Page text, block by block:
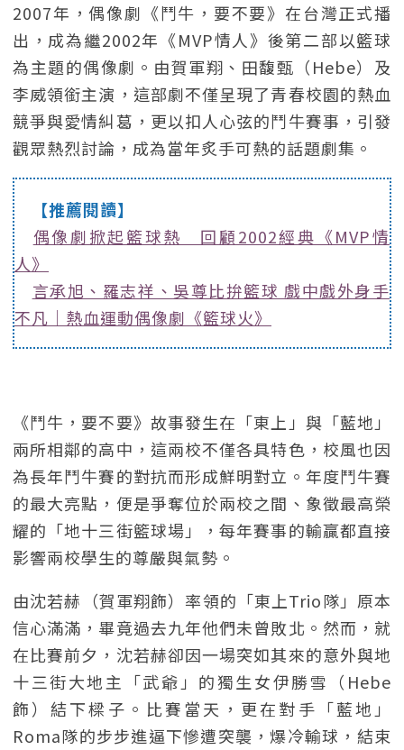
2007年，偶像劇《鬥牛，要不要》在台灣正式播
出，成為繼2002年《MVP情人》後第二部以籃球
為主題的偶像劇。由賀軍翔、田馥甄（Hebe）及
李威領銜主演，這部劇不僅呈現了青春校園的熱血
競爭與愛情糾葛，更以扣人心弦的鬥牛賽事，引發
觀眾熱烈討論，成為當年炙手可熱的話題劇集。
【推薦閱讀】
偶像劇掀起籃球熱 回顧2002經典《MVP情
人》
言承旭、羅志祥、吳尊比拚籃球 戲中戲外身手
不凡｜熱血運動偶像劇《籃球火》
《鬥牛，要不要》故事發生在「東上」與「藍地」
兩所相鄰的高中，這兩校不僅各具特色，校風也因
為長年鬥牛賽的對抗而形成鮮明對立。年度鬥牛賽
的最大亮點，便是爭奪位於兩校之間、象徵最高榮
耀的「地十三街籃球場」，每年賽事的輸贏都直接
影響兩校學生的尊嚴與氣勢。
由沈若赫（賀軍翔飾）率領的「東上Trio隊」原本
信心滿滿，畢竟過去九年他們未曾敗北。然而，就
在比賽前夕，沈若赫卻因一場突如其來的意外與地
十三街大地主「武爺」的獨生女伊勝雪（Hebe
飾）結下樑子。比賽當天，更在對手「藍地」
Roma隊的步步進逼下慘遭突襲，爆冷輸球，結束